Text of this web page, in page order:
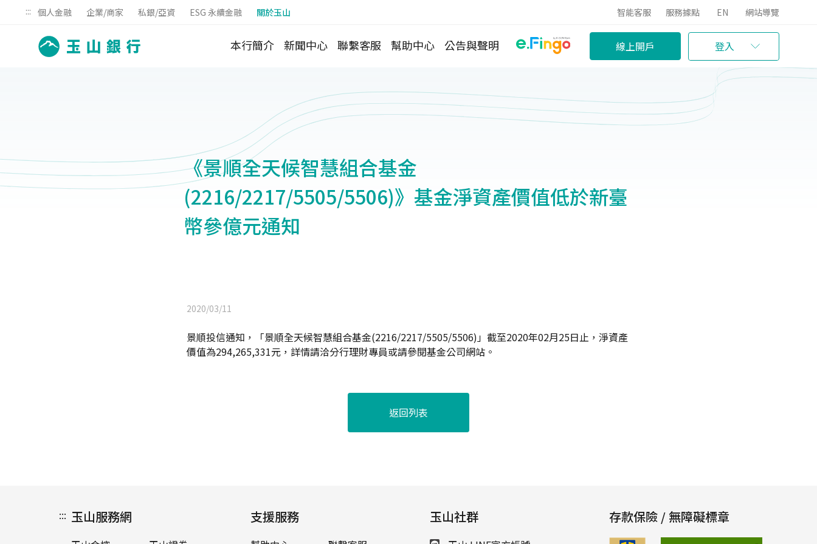
::: 個人金融 企業/商家 私銀/亞資 ESG 永續金融 關於玉山 智能客服 服務據點 EN 網站導覽
本行簡介 新聞中心 聯繫客服 幫助中心 公告與聲明 線上開戶 登入
《景順全天候智慧組合基金
(2216/2217/5505/5506)》基金淨資產價值低於新臺
幣參億元通知
2020/03/11
景順投信通知，「景順全天候智慧組合基金(2216/2217/5505/5506)」截至2020年02月25日止，淨資產
價值為294,265,331元，詳情請洽分行理財專員或請參閱基金公司網站。
返回列表
::: 玉山服務網 支援服務 玉山社群 存款保險 / 無障礙標章